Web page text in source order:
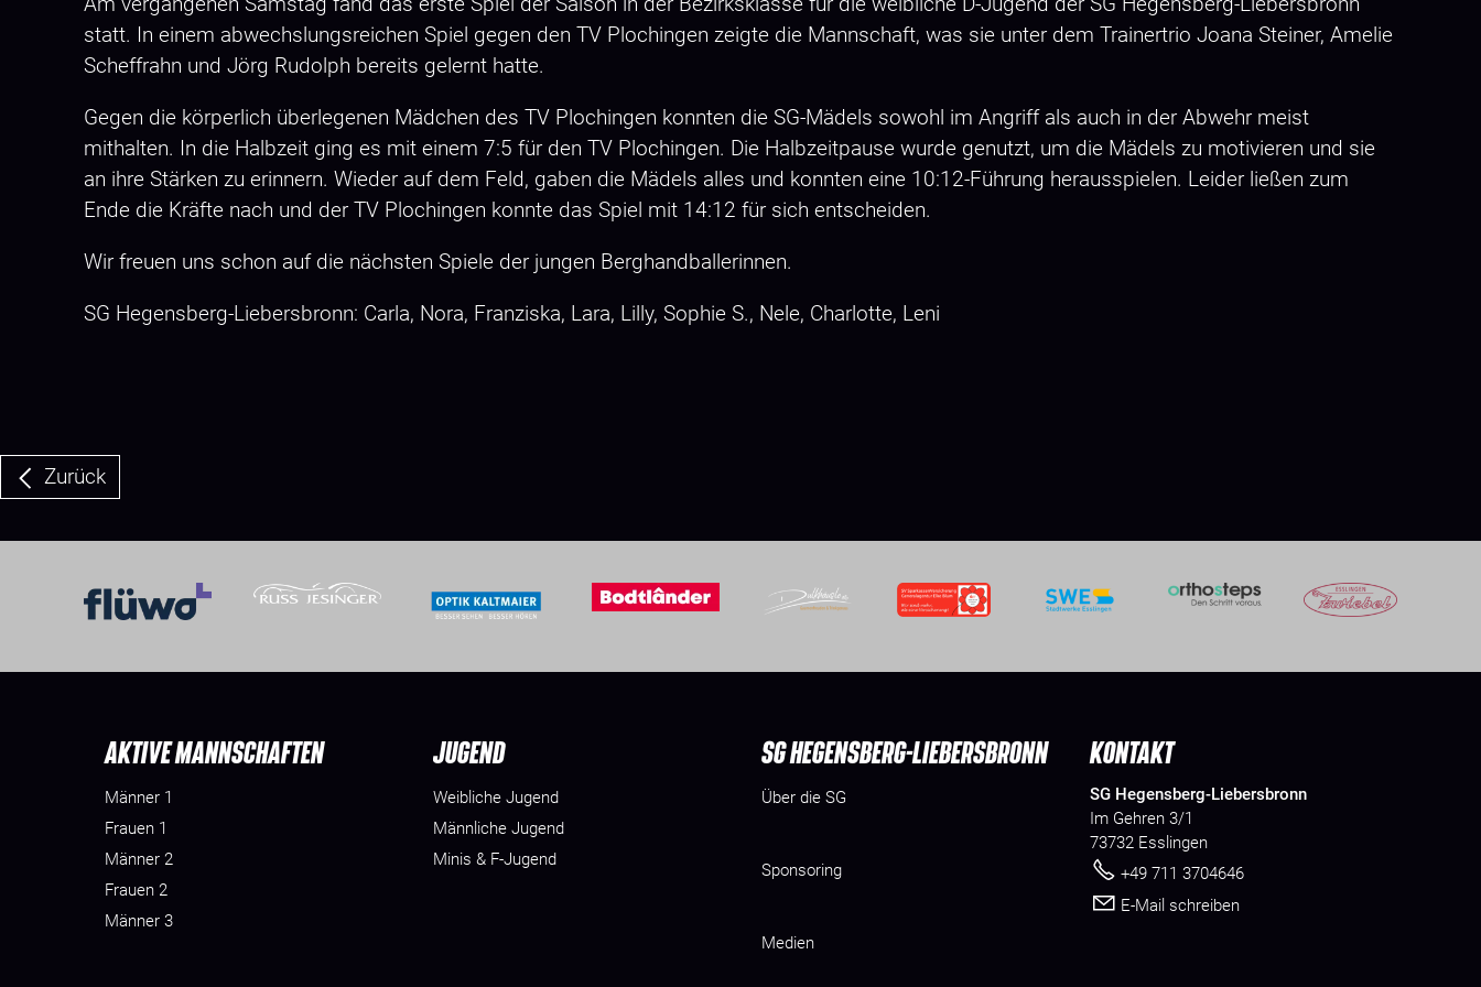
statt. In einem abwechslungsreichen Spiel gegen den TV Plochingen zeigte die Mannschaft, was sie unter dem Trainertrio Joana Steiner, Amelie
Scheffrahn und Jörg Rudolph bereits gelernt hatte.
Gegen die körperlich überlegenen Mädchen des TV Plochingen konnten die SG-Mädels sowohl im Angriff als auch in der Abwehr meist
mithalten. In die Halbzeit ging es mit einem 7:5 für den TV Plochingen. Die Halbzeitpause wurde genutzt, um die Mädels zu motivieren und sie
an ihre Stärken zu erinnern. Wieder auf dem Feld, gaben die Mädels alles und konnten eine 10:12-Führung herausspielen. Leider ließen zum
Ende die Kräfte nach und der TV Plochingen konnte das Spiel mit 14:12 für sich entscheiden.
Wir freuen uns schon auf die nächsten Spiele der jungen Berghandballerinnen.
SG Hegensberg-Liebersbronn: Carla, Nora, Franziska, Lara, Lilly, Sophie S., Nele, Charlotte, Leni
Zurück
AKTIVE MANNSCHAFTEN
Männer 1
Frauen 1
Männer 2
Frauen 2
Männer 3
JUGEND
Weibliche Jugend
Männliche Jugend
Minis & F-Jugend
SG HEGENSBERG-LIEBERSBRONN
Über die SG
Sponsoring
Medien
KONTAKT
SG Hegensberg-Liebersbronn
Im Gehren 3/1
73732 Esslingen
+49 711 3704646
E-Mail schreiben